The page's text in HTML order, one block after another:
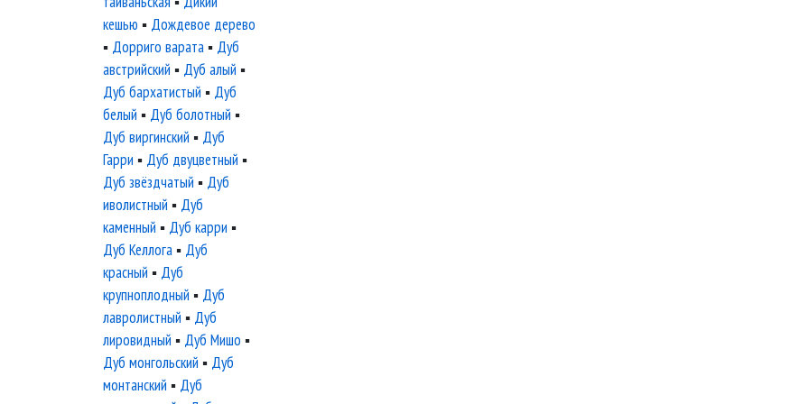
кешью ▪ Дождевое дерево
▪ Дорриго варата ▪ Дуб
австрийский ▪ Дуб алый ▪
Дуб бархатистый ▪ Дуб
белый ▪ Дуб болотный ▪
Дуб виргинский ▪ Дуб
Гарри ▪ Дуб двуцветный ▪
Дуб звёздчатый ▪ Дуб
иволистный ▪ Дуб
каменный ▪ Дуб карри ▪
Дуб Келлога ▪ Дуб
красный ▪ Дуб
крупноплодный ▪ Дуб
лавролистный ▪ Дуб
лировидный ▪ Дуб Мишо ▪
Дуб монгольский ▪ Дуб
монтанский ▪ Дуб